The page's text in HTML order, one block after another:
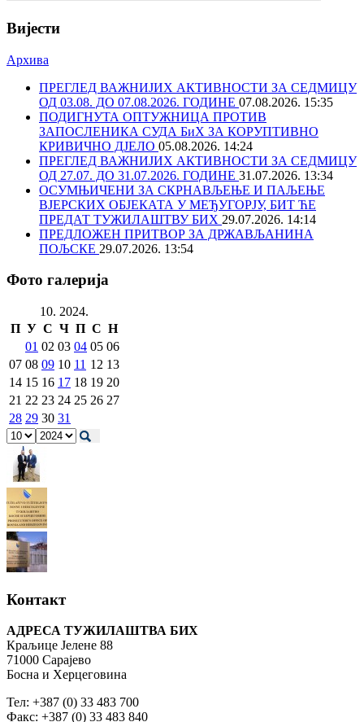
Вијести
Архива
ПРЕГЛЕД ВАЖНИЈИХ АКТИВНОСТИ ЗА СЕДМИЦУ
ОД 03.08. ДО 07.08.2026. ГОДИНЕ 07.08.2026. 15:35
ПОДИГНУТА ОПТУЖНИЦА ПРОТИВ
ЗАПОСЛЕНИКА СУДА БиХ ЗА КОРУПТИВНО
КРИВИЧНО ДЈЕЛО 05.08.2026. 14:24
ПРЕГЛЕД ВАЖНИЈИХ АКТИВНОСТИ ЗА СЕДМИЦУ
ОД 27.07. ДО 31.07.2026. ГОДИНЕ 31.07.2026. 13:34
ОСУМЊИЧЕНИ ЗА СКРНАВЉЕЊЕ И ПАЉЕЊЕ
ВЈЕРСКИХ ОБЈЕКАТА У МЕЂУГОРЈУ, БИТ ЋЕ
ПРЕДАТ ТУЖИЛАШТВУ БИХ 29.07.2026. 14:14
ПРЕДЛОЖЕН ПРИТВОР ЗА ДРЖАВЉАНИНА
ПОЉСКЕ 29.07.2026. 13:54
Фото галерија
10. 2024.
П У С Ч П С Н
01 02 03 04 05 06
07 08 09 10 11 12 13
14 15 16 17 18 19 20
21 22 23 24 25 26 27
28 29 30 31
Контакт
АДРЕСА ТУЖИЛАШТВА БИХ
Краљице Јелене 88
71000 Сарајево
Босна и Херцеговина
Тел: +387 (0) 33 483 700
Факс: +387 (0) 33 483 840